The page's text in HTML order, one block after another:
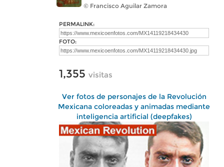
© Francisco Aguilar Zamora
PERMALINK:
FOTO:
1,355 visitas
Ver fotos de personajes de la Revolución
Mexicana coloreadas y animadas mediante
inteligencia artificial (deepfakes)